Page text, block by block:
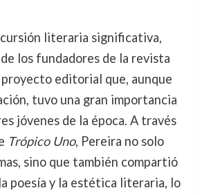
literaria significativa,
los fundadores de la revista
proyecto editorial que, aunque
tuvo una gran importancia
jóvenes de la época. A través
Trópico Uno, Pereira no solo
sino que también compartió
poesía y la estética literaria, lo